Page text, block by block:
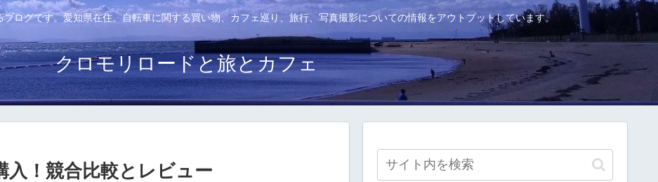
ログです。愛知県在住。自転車に関する買い物、カフェ巡り、旅行、写真撮影についての情報をアウトプットしています。
クロモリロードと旅とカフェ
！競合比較とレビュー